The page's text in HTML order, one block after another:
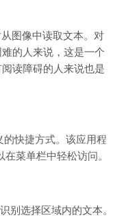
图像中读取文本。对
的人来说，这是一个
读障碍的人来说也是
快捷方式。该应用程
菜单栏中轻松访问。
别选择区域内的文本。